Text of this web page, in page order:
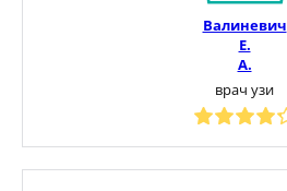
Валиневич
Е.
А.
врач узи